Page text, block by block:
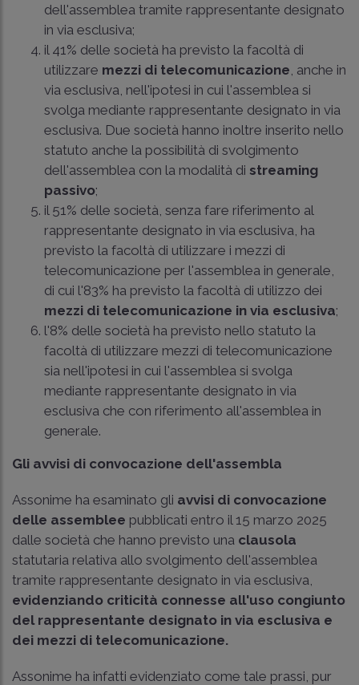
dell'assemblea tramite rappresentante designato
in via esclusiva;
il 41% delle società ha previsto la facoltà di
utilizzare mezzi di telecomunicazione , anche in
via esclusiva, nell'ipotesi in cui l'assemblea si
svolga mediante rappresentante designato in via
esclusiva. Due società hanno inoltre inserito nello
statuto anche la possibilità di svolgimento
dell'assemblea con la modalità di streaming
passivo;
il 51% delle società, senza fare riferimento al
rappresentante designato in via esclusiva, ha
previsto la facoltà di utilizzare i mezzi di
telecomunicazione per l'assemblea in generale,
di cui l'83% ha previsto la facoltà di utilizzo dei
mezzi di telecomunicazione in via esclusiva;
l'8% delle società ha previsto nello statuto la
facoltà di utilizzare mezzi di telecomunicazione
sia nell'ipotesi in cui l'assemblea si svolga
mediante rappresentante designato in via
esclusiva che con riferimento all'assemblea in
generale.
Gli avvisi di convocazione dell'assembla
Assonime ha esaminato gli avvisi di convocazione
delle assemblee pubblicati entro il 15 marzo 2025
dalle società che hanno previsto una clausola
statutaria relativa allo svolgimento dell'assemblea
tramite rappresentante designato in via esclusiva,
evidenziando criticità connesse all'uso congiunto
del rappresentante designato in via esclusiva e
dei mezzi di telecomunicazione.
Assonime ha infatti evidenziato come tale prassi, pur